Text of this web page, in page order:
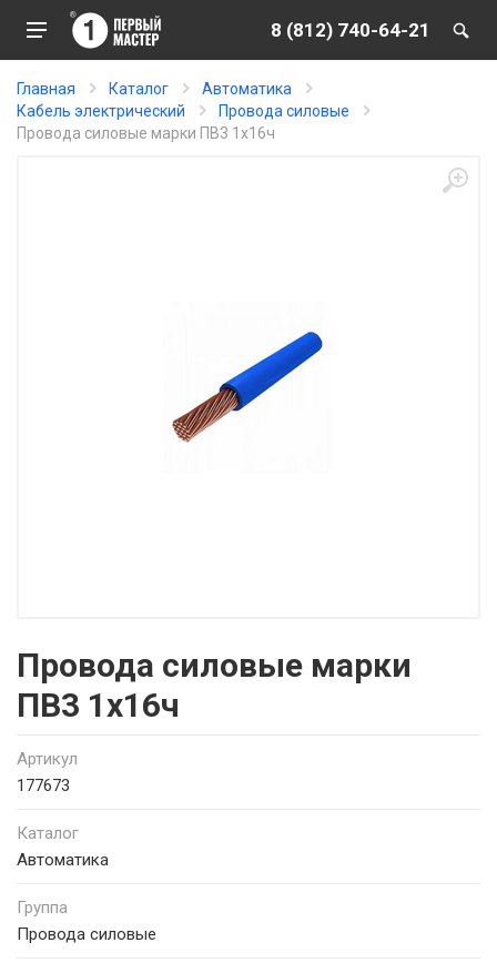
8 (812) 740-64-21
Главная Каталог
Автоматика
Кабель электрический
Провода силовые
Провода силовые марки ПВ3 1х16ч
Провода силовые марки
ПВ3 1х16ч
Артикул
177673
Каталог
Автоматика
Группа
Провода силовые